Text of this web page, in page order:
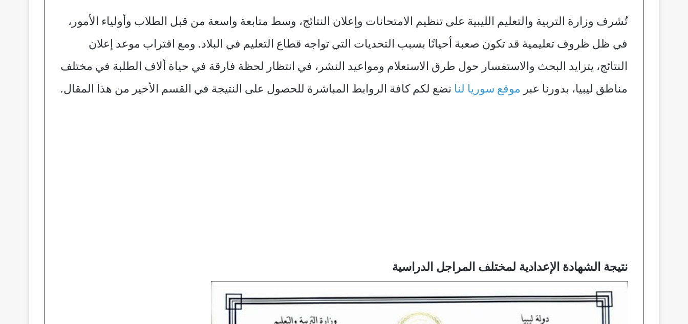
تُشرف وزارة التربية والتعليم الليبية على تنظيم الامتحانات وإعلان النتائج، وسط متابعة واسعة من قبل الطلاب وأولياء الأمور،
في ظل ظروف تعليمية قد تكون صعبة أحيانًا بسبب التحديات التي تواجه قطاع التعليم في البلاد. ومع اقتراب موعد إعلان
النتائج، يتزايد البحث والاستفسار حول طرق الاستعلام ومواعيد النشر، في انتظار لحظة فارقة في حياة ألاف الطلبة في مختلف
مناطق ليبيا، بدورنا عبر موقع سوريا لنا نضع لكم كافة الروابط المباشرة للحصول على النتيجة في القسم الأخير من هذا المقال.
نتيجة الشهادة الإعدادية لمختلف المراجل الدراسية